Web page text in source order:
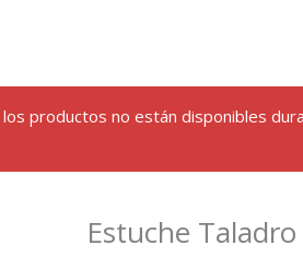
productos no están disponibles
Estuche Taladro